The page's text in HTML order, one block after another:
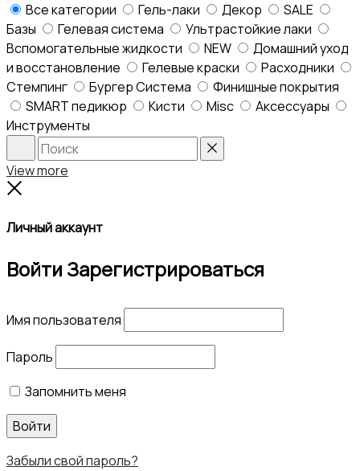
Все категории Гель-лаки Декор
SALE
Базы
Гелевая система
Ультрастойкие лаки
Вспомогательные жидкости
NEW
Домашний уход
и восстановление
Гелевые краски
Расходники
Стемпинг
Бургер Система
Финишные покрытия
SMART педикюр
Кисти Misc
Аксессуары
Инструменты
Search
View more
Личный аккаунт
ВойтиЗарегистрироваться
Имя пользователя
Пароль
Запомнить меня
Войти
Забыли свой пароль?